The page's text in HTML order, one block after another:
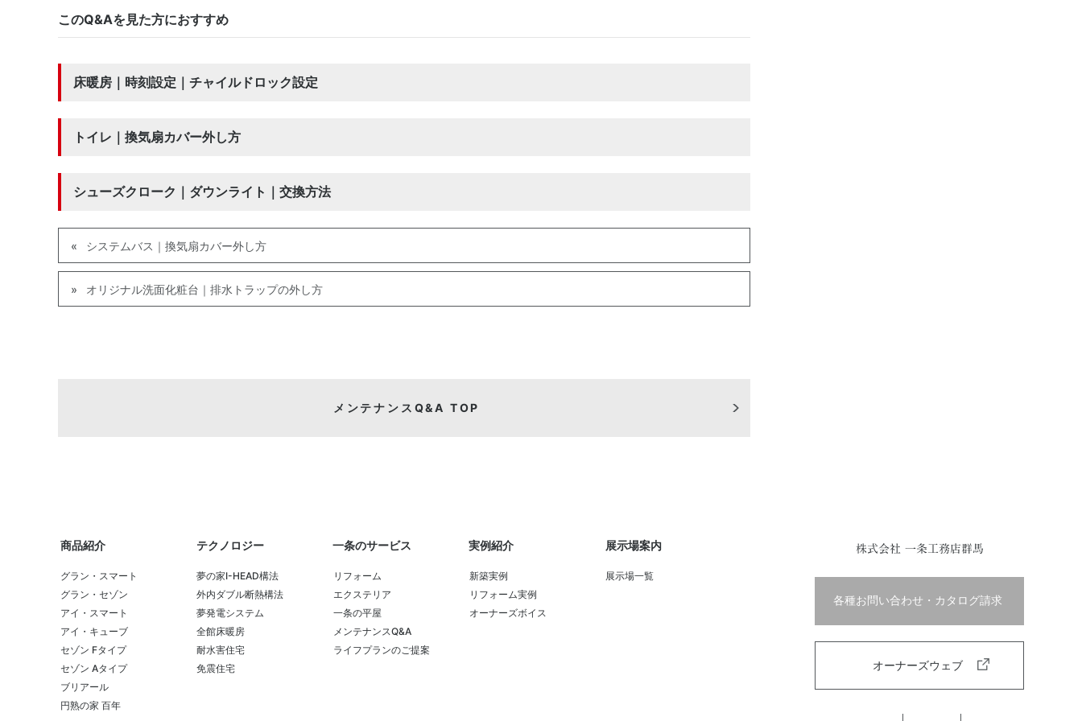
このQ&Aを見た方におすすめ
床暖房｜時刻設定｜チャイルドロック設定
トイレ｜換気扇カバー外し方
シューズクローク｜ダウンライト｜交換方法
システムバス｜換気扇カバー外し方
オリジナル洗面化粧台｜排水トラップの外し方
メンテナンスQ&A TOP
商品紹介
グラン・スマート
グラン・セゾン
アイ・スマート
アイ・キューブ
セゾン Fタイプ
セゾン Aタイプ
ブリアール
円熟の家 百年
テクノロジー
夢の家I-HEAD構法
外内ダブル断熱構法
夢発電システム
全館床暖房
耐水害住宅
免震住宅
一条のサービス
リフォーム
エクステリア
一条の平屋
メンテナンスQ&A
ライフプランのご提案
実例紹介
新築実例
リフォーム実例
オーナーズボイス
展示場案内
展示場一覧
株式会社 一条工務店群馬
各種お問い合わせ・カタログ請求
オーナーズウェブ